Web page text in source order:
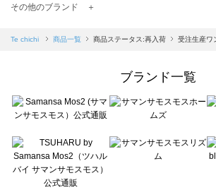
TSUHARU by Samansa Mos2（ツハルバイサマンサモスモ
Samansa Mos2 blue（サマンサモスモス ブルー）の一覧
Te chichi（テチチ）の一覧
Te chichi CLASSIC（テチチ クラシック）の一覧
Lugnoncure（ルノンキュール）の一覧
BETTY'S BLUE（べティーズブルー）の一覧
Wpc.（ワールドパーティー）の一覧
その他のブランド ＋
Te chichi 商品一覧 商品ステータス:再入荷 受注生産ワ
ブランド一覧